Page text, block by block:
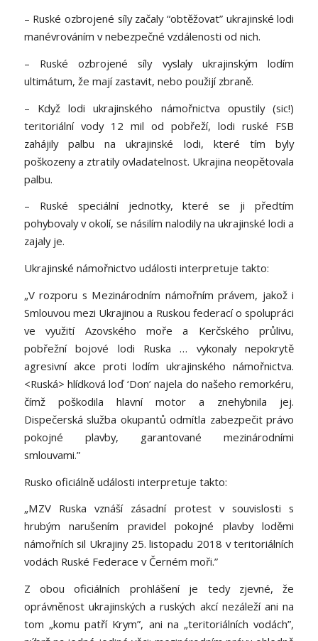
– Ruské ozbrojené síly začaly “obtěžovat” ukrajinské lodi
manévrováním v nebezpečné vzdálenosti od nich.
– Ruské ozbrojené síly vyslaly ukrajinským lodím
ultimátum, že mají zastavit, nebo použijí zbraně.
– Když lodi ukrajinského námořnictva opustily (sic!)
teritoriální vody 12 mil od pobřeží, lodi ruské FSB
zahájily palbu na ukrajinské lodi, které tím byly
poškozeny a ztratily ovladatelnost. Ukrajina neopětovala
palbu.
– Ruské speciální jednotky, které se ji předtím
pohybovaly v okolí, se násilím nalodily na ukrajinské lodi a
zajaly je.
Ukrajinské námořnictvo události interpretuje takto:
„V rozporu s Mezinárodním námořním právem, jakož i
Smlouvou mezi Ukrajinou a Ruskou federací o spolupráci
ve využití Azovského moře a Kerčského průlivu,
pobřežní bojové lodi Ruska … vykonaly nepokrytě
agresivní akce proti lodím ukrajinského námořnictva.
<Ruská> hlídková loď ‘Don’ najela do našeho remorkéru,
čímž poškodila hlavní motor a znehybnila jej.
Dispečerská služba okupantů odmítla zabezpečit právo
pokojné plavby, garantované mezinárodními
smlouvami.”
Rusko oficiálně události interpretuje takto:
„MZV Ruska vznáší zásadní protest v souvislosti s
hrubým narušením pravidel pokojné plavby loděmi
námořních sil Ukrajiny 25. listopadu 2018 v teritoriálních
vodách Ruské Federace v Černém moři.”
Z obou oficiálních prohlášení je tedy zjevné, že
oprávněnost ukrajinských a ruských akcí nezáleží ani na
tom „komu patří Krym”, ani na „teritoriálních vodách”,